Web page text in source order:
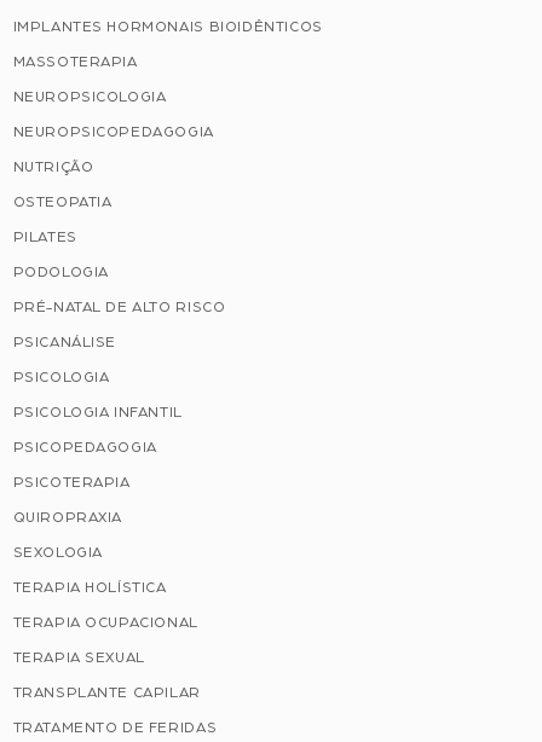
IMPLANTES HORMONAIS BIOIDÊNTICOS
MASSOTERAPIA
NEUROPSICOLOGIA
NEUROPSICOPEDAGOGIA
NUTRIÇÃO
OSTEOPATIA
PILATES
PODOLOGIA
PRÉ-NATAL DE ALTO RISCO
PSICANÁLISE
PSICOLOGIA
PSICOLOGIA INFANTIL
PSICOPEDAGOGIA
PSICOTERAPIA
QUIROPRAXIA
SEXOLOGIA
TERAPIA HOLÍSTICA
TERAPIA OCUPACIONAL
TERAPIA SEXUAL
TRANSPLANTE CAPILAR
TRATAMENTO DE FERIDAS